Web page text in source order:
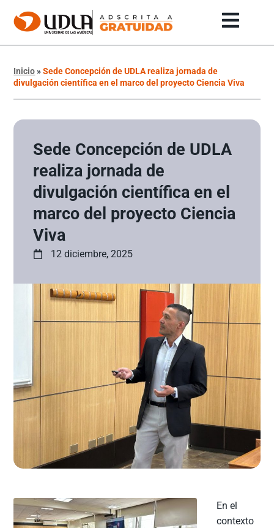
Inicio»Sede Concepción de UDLA realiza jornada de
divulgación científica en el marco del proyecto Ciencia Viva
Sede Concepción de UDLA
realiza jornada de
divulgación científica en el
marco del proyecto Ciencia
Viva
12 diciembre, 2025
En el
contexto